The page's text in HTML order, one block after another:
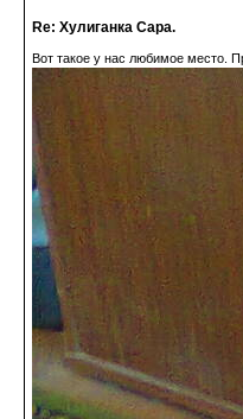
Re: Хулиганка Сара.
Вот такое у нас любимое место.